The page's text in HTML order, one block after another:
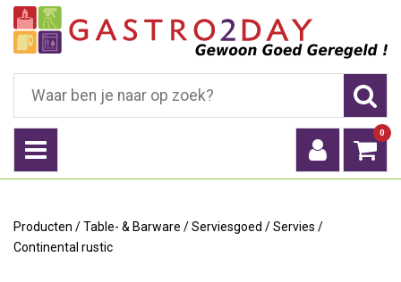
0
Producten /Table- & Barware /Serviesgoed /Servies /
Continental rustic